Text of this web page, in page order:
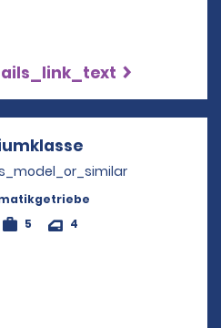
Opens in a new
5 4